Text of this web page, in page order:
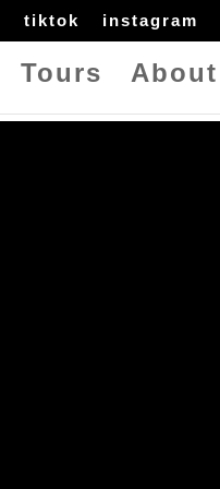
tiktok instagram
Tours About